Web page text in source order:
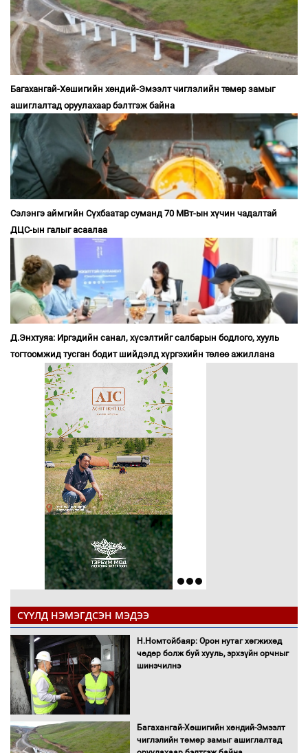
Багахангай-Хөшигийн хөндий-Эмээлт чиглэлийн төмөр замыг
ашиглалтад оруулахаар бэлтгэж байна
Сэлэнгэ аймгийн Сүхбаатар суманд 70 МВт-ын хүчин чадалтай
ДЦС-ын галыг асаалаа
Д.Энхтуяа: Иргэдийн санал, хүсэлтийг салбарын бодлого, хууль
тогтоомжид тусган бодит шийдэлд хүргэхийн төлөө ажиллана
СҮҮЛД НЭМЭГДСЭН МЭДЭЭ
Н.Номтойбаяр: Орон нутаг хөгжихөд
чөдөр болж буй хууль, эрхзүйн орчныг
шинэчилнэ
Багахангай-Хөшигийн хөндий-Эмээлт
чиглэлийн төмөр замыг ашиглалтад